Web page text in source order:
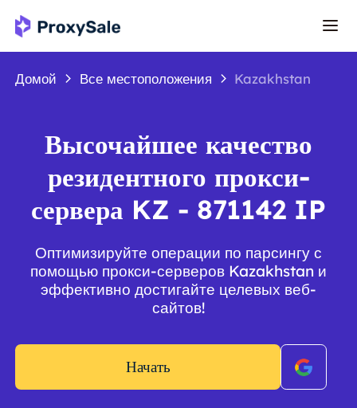
Домой Все местоположения Kazakhstan
Высочайшее качество
резидентного прокси-
сервера KZ - 871142 IP
Оптимизируйте операции по парсингу с
помощью прокси-серверов Kazakhstan и
эффективно достигайте целевых веб-
сайтов!
Начать